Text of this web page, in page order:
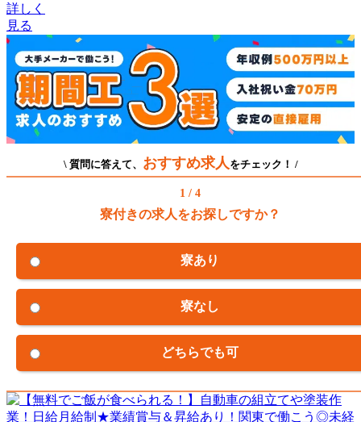
詳しく
見る
\ 質問に答えて、 おすすめ求人 をチェック！ /
1 / 4
寮付きの求人をお探しですか？
寮あり
寮なし
どちらでも可